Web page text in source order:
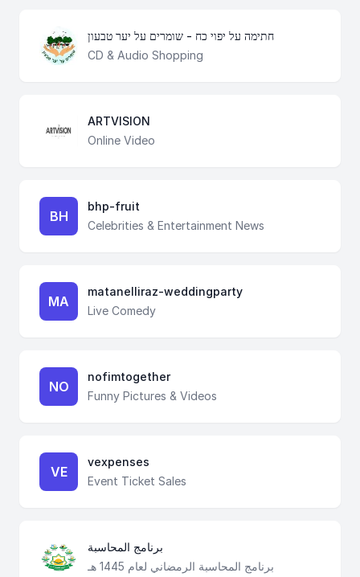
חתימה על יפוי כח - שומרים על יער טבעון
CD & Audio Shopping
ARTVISION
Online Video
BH
bhp-fruit
Celebrities & Entertainment News
MA
matanelliraz-weddingparty
Live Comedy
NO
nofimtogether
Funny Pictures & Videos
VE
vexpenses
Event Ticket Sales
برنامج المحاسبة
برنامج المحاسبة الرمضاني لعام 1445 هـ